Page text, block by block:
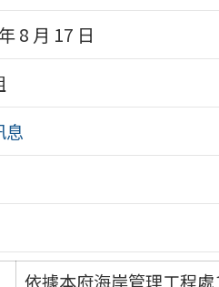
8 月 17 日
息
依據本府海岸管理工程